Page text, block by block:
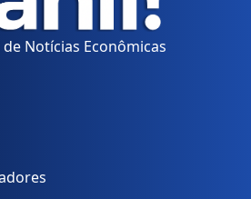
Notícias Econômicas